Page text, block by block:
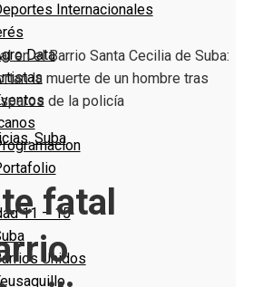
Internacionales
Data
11 – 15
Unidos
en el Barrio Santa Cecilia de Suba:
la muerte de un hombre tras
de la policía
, Suba
fatal